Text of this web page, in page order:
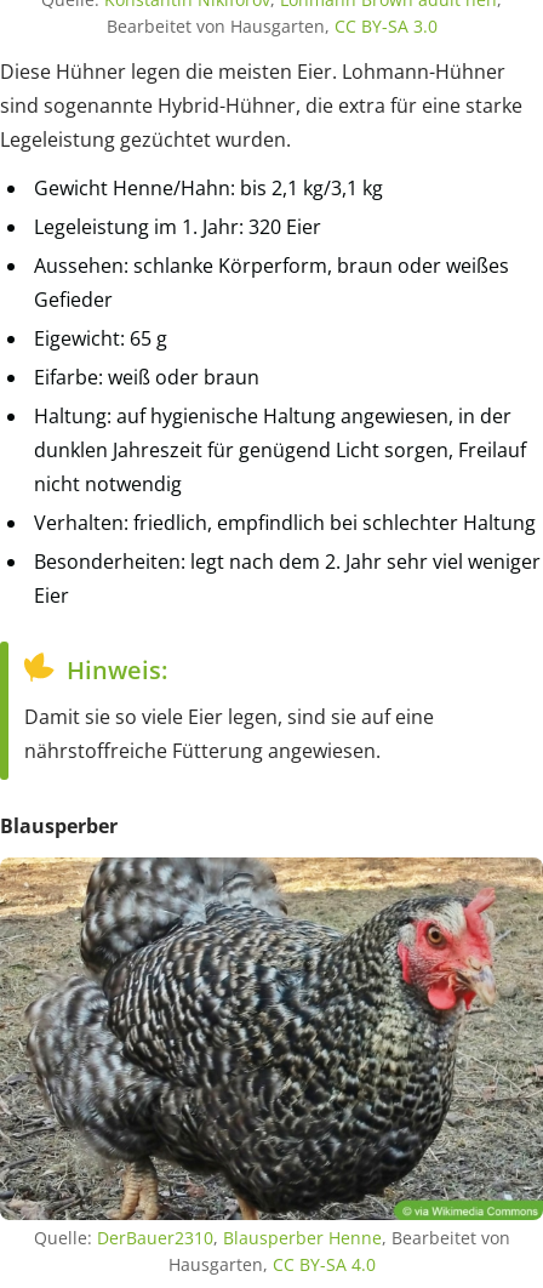
Bearbeitet von Hausgarten, CC BY-SA 3.0
Diese Hühner legen die meisten Eier. Lohmann-Hühner
sind sogenannte Hybrid-Hühner, die extra für eine starke
Legeleistung gezüchtet wurden.
Gewicht Henne/Hahn: bis 2,1 kg/3,1 kg
Legeleistung im 1. Jahr: 320 Eier
Aussehen: schlanke Körperform, braun oder weißes
Gefieder
Eigewicht: 65 g
Eifarbe: weiß oder braun
Haltung: auf hygienische Haltung angewiesen, in der
dunklen Jahreszeit für genügend Licht sorgen, Freilauf
nicht notwendig
Verhalten: friedlich, empfindlich bei schlechter Haltung
Besonderheiten: legt nach dem 2. Jahr sehr viel weniger
Eier
Hinweis:
Damit sie so viele Eier legen, sind sie auf eine
nährstoffreiche Fütterung angewiesen.
Blausperber
Quelle: DerBauer2310, Blausperber Henne, Bearbeitet von
Hausgarten, CC BY-SA 4.0